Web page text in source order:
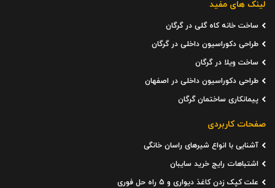
لینک های مفید
ساخت خانه کاه گلی در گرگان
طراحی دکوراسیون داخلی در گرگان
ساخت ویلا در گرگان
طراحی دکوراسیون داخلی در اصفهان
پیمانکاری ساختمان گرگان
صفحات کاربردی
آشنایی با انواع شیرهای راسان خانگی
اشتباهات رایج خرید سایبان
علت کپک زدن کاغذ دیواری و 5 راه حل فوری